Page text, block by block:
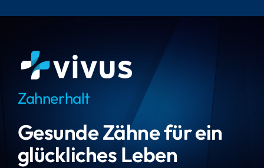
Fachgebiete
Notfall
Karriere
Zahnerhalt
Gesunde Zähne für ein
glückliches Leben